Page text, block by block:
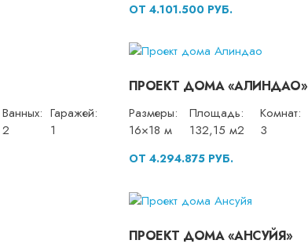
ОТ 4.101.500 РУБ.
Ванных:
2
Гаражей:
1
ПРОЕКТ ДОМА «АЛИНДАО»
Размеры:
16×18 м
Площадь:
132,15 м2
Комнат:
3
ОТ 4.294.875 РУБ.
ПРОЕКТ ДОМА «АНСУЙЯ»